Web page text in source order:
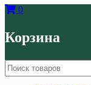
0
Корзина
Поиск